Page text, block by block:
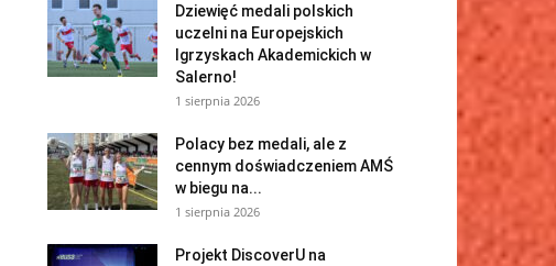
Dziewięć medali polskich
uczelni na Europejskich
Igrzyskach Akademickich w
Salerno!
1 sierpnia 2026
Polacy bez medali, ale z
cennym doświadczeniem AMŚ
w biegu na...
1 sierpnia 2026
Projekt DiscoverU na